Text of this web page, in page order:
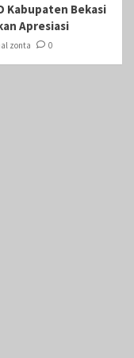
Kabupaten Bekasi
Apresiasi
zonta 0